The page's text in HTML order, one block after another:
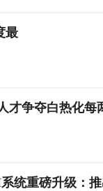
最
才争夺白热化每
统重磅升级：